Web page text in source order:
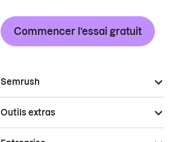
Commencer l’essai gratuit
Semrush
Outils extras